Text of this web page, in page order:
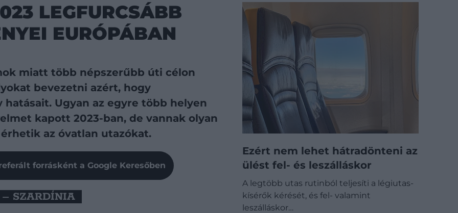
LEGFURCSÁBB
EURÓPÁBAN
miatt több népszerűbb úti célon
bevezetni azért, hogy
Ugyan az egyre több helyen
kapott 2023-ban, de vannak olyan
az óvatlan utazókat.
forrásként a Google Keresőben
– SZARDÍNIA
Ezért nem lehet hátradönteni az
ülést fel- és leszálláskor
A legtöbb utas rutinból teljesíti a légiutas-
kísérők kérését, és fel- valamint
leszálláskor…